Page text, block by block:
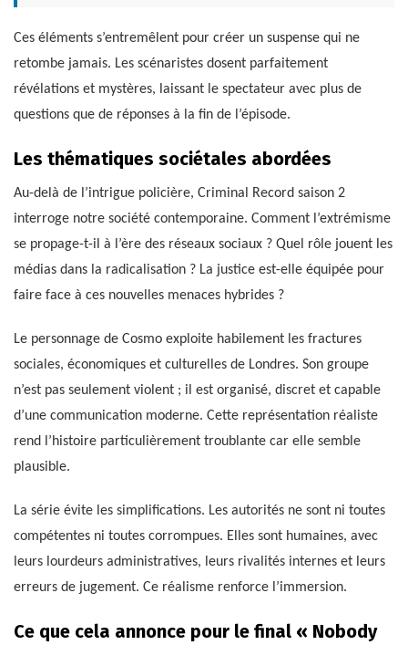
Ces éléments s’entremêlent pour créer un suspense qui ne
retombe jamais. Les scénaristes dosent parfaitement
révélations et mystères, laissant le spectateur avec plus de
questions que de réponses à la fin de l’épisode.
Les thématiques sociétales abordées
Au-delà de l’intrigue policière, Criminal Record saison 2
interroge notre société contemporaine. Comment l’extrémisme
se propage-t-il à l’ère des réseaux sociaux ? Quel rôle jouent les
médias dans la radicalisation ? La justice est-elle équipée pour
faire face à ces nouvelles menaces hybrides ?
Le personnage de Cosmo exploite habilement les fractures
sociales, économiques et culturelles de Londres. Son groupe
n’est pas seulement violent ; il est organisé, discret et capable
d’une communication moderne. Cette représentation réaliste
rend l’histoire particulièrement troublante car elle semble
plausible.
La série évite les simplifications. Les autorités ne sont ni toutes
compétentes ni toutes corrompues. Elles sont humaines, avec
leurs lourdeurs administratives, leurs rivalités internes et leurs
erreurs de jugement. Ce réalisme renforce l’immersion.
Ce que cela annonce pour le final « Nobody